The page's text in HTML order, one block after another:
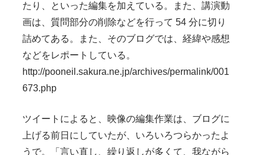
たり、といった編集を加えている。また、講演動
画は、質問部分の削除などを行って 54 分に切り
詰めてある。また、そのブログでは、経緯や感想
などをレポートしている。
http://pooneil.sakura.ne.jp/archives/permalink/001
673.php
ツイートによると、映像の編集作業は、ブログに
上げる前日にしていたが、いろいろつらかったよ
うで。「言い直し、繰り返しが多くて、我ながら